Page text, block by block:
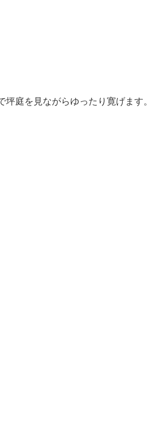
庭を見ながらゆったり寛げます。